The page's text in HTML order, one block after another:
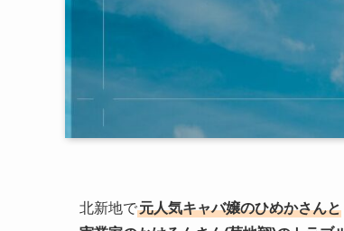
北新地で元人気キャバ嬢のひめかさんと